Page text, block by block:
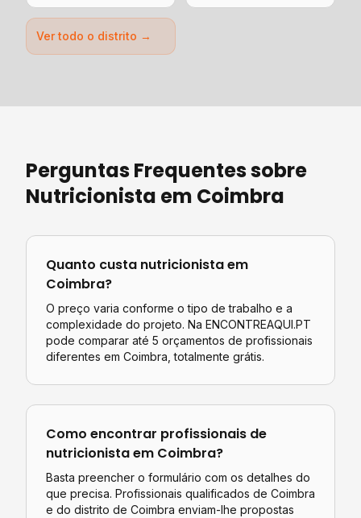
Ver todo o distrito →
Perguntas Frequentes sobre
Nutricionista em Coimbra
Quanto custa nutricionistaem
Coimbra?
O preço varia conforme o tipo de trabalho e a
complexidade do projeto. Na ENCONTREAQUI.PT
pode comparar até 5 orçamentos de profissionais
diferentes em Coimbra , totalmente grátis.
Como encontrar profissionais de
nutricionistaem Coimbra?
Basta preencher o formulário com os detalhes do
que precisa. Profissionais qualificados de Coimbra
e do distrito de Coimbra enviam-lhe propostas